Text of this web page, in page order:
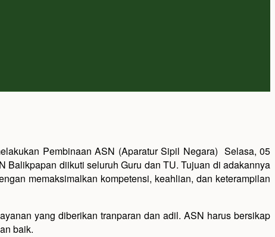
Pembinaan ASN (Aparatur Sipil Negara) Selasa, 05
diikuti seluruh Guru dan TU. Tujuan di adakannya
memaksimalkan kompetensi, keahlian, dan keterampilan
yang diberikan tranparan dan adil. ASN harus bersikap
baik.